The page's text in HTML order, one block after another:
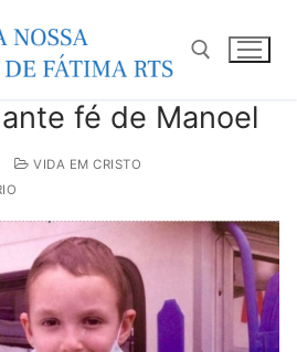
fé de Manoel
VIDA EM CRISTO